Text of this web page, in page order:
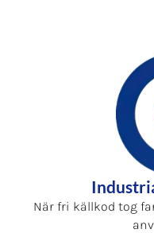
När fri källkod tog